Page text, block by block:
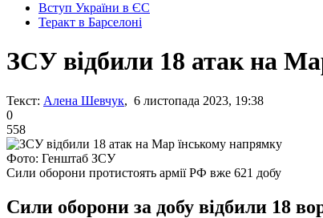
Вступ України в ЄС
Теракт в Барселоні
ЗСУ відбили 18 атак на
Текст: Алена Шевчук, 6 листопада 2023, 19:38
0
558
Фото: Генштаб ЗСУ
Сили оборони протистоять армії РФ вже 621 добу
Сили оборони за добу відбили 18